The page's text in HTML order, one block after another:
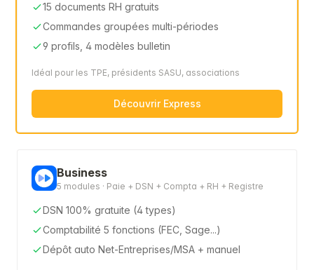
15 documents RH gratuits
Commandes groupées multi-périodes
9 profils, 4 modèles bulletin
Idéal pour les TPE, présidents SASU, associations
Découvrir Express
Business
5 modules · Paie + DSN + Compta + RH + Registre
DSN 100% gratuite (4 types)
Comptabilité 5 fonctions (FEC, Sage...)
Dépôt auto Net-Entreprises/MSA + manuel